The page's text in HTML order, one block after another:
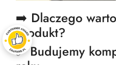
➡️ Dlaczego
produkt?
✅ Budujemy